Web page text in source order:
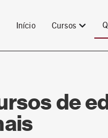
Início Cursos
de